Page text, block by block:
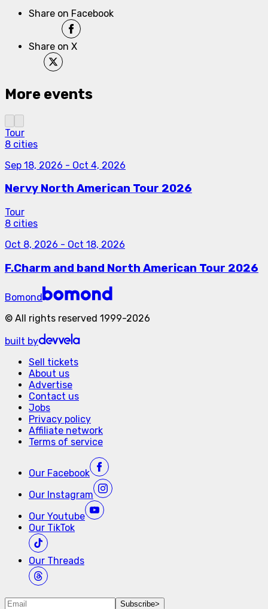
Share on Facebook
Share on X
More events
Tour
8 cities
Sep 18, 2026 - Oct 4, 2026
Nervy North American Tour 2026
Tour
8 cities
Oct 8, 2026 - Oct 18, 2026
F.Charm and band North American Tour 2026
Bomond
© All rights reserved 1999-2026
built by
Sell tickets
About us
Advertise
Contact us
Jobs
Privacy policy
Affiliate network
Terms of service
Our Facebook
Our Instagram
Our Youtube
Our TikTok
Our Threads
Subscribe>